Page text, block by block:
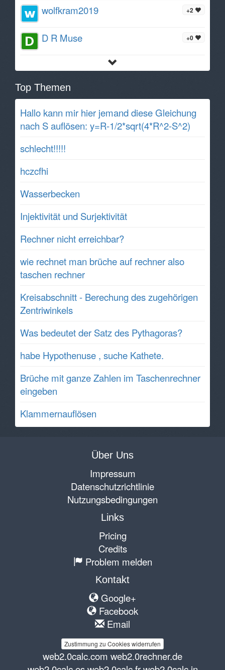
+2
wolfkram2019
+0
D R Muse
Top Themen
Hallo kann mir hier jemand diese Gleichung
nach S auflösen: y=R-1/2*sqrt(4*R^2-S^2)
schlecht!!!!!
hczcfhi
Wasserbecken
Injektivität und Surjektivität
Rechner nicht erreichbar?
wie rechnet man brüche auf rechner also
taschen rechner
Kreisabschnitt - Berechung des zugehörigen
Zentriwinkels
Was bedeutet der Satz des Pythagoras?
habe Hypothenuse , suche Kathete.
Brüche mit ganze Zahlen im Taschenrechner
eingeben
Klammernauflösen
Über Uns
Impressum
Datenschutzrichtlinie
Nutzungsbedingungen
Links
Pricing
Credits
Problem melden
Kontakt
Google+
Facebook
Email
Zustimmung zu Cookies widerrufen
web2.0calc.com web2.0rechner.de